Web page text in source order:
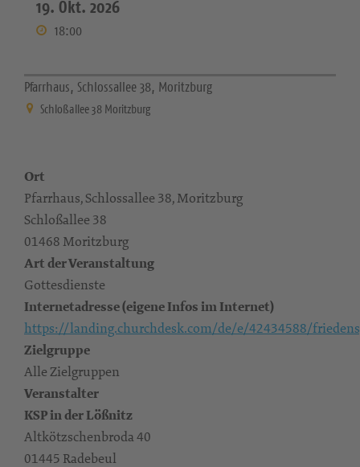
19. Okt. 2026
18:00
Pfarrhaus, Schlossallee 38, Moritzburg
Schloßallee 38 Moritzburg
Ort
Pfarrhaus, Schlossallee 38, Moritzburg
Schloßallee 38
01468 Moritzburg
Art der Veranstaltung
Gottesdienste
Internetadresse (eigene Infos im Internet)
https://landing.churchdesk.com/de/e/42434588/
Zielgruppe
Alle Zielgruppen
Veranstalter
KSP in der Lößnitz
Altkötzschenbroda 40
01445 Radebeul